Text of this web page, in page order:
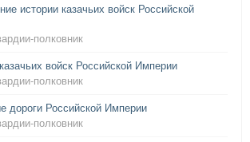
истории казачьих войск Российской
полковник
войск Российской Империи
полковник
дороги Российской Империи
полковник